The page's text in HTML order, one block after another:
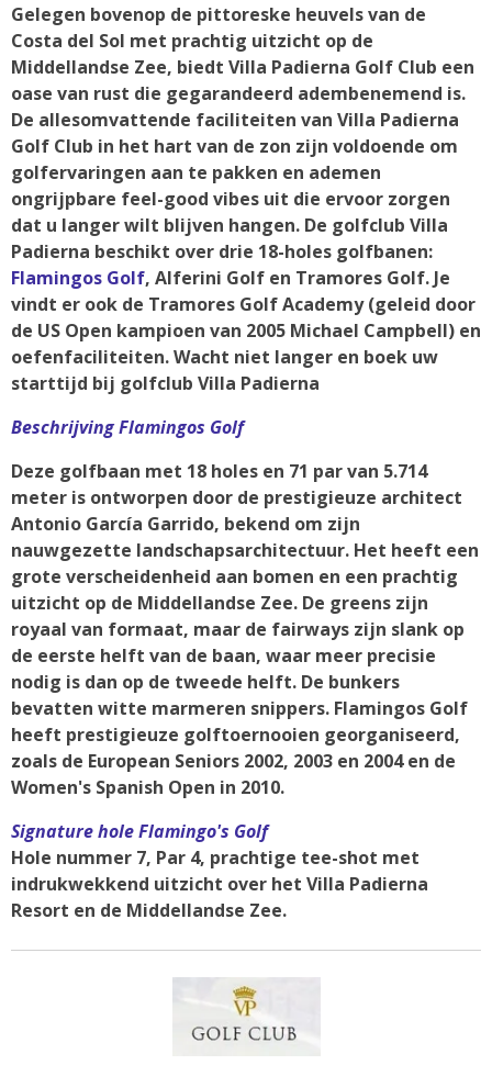
Gelegen bovenop de pittoreske heuvels van de
Costa del Sol met prachtig uitzicht op de
Middellandse Zee, biedt Villa Padierna Golf Club een
oase van rust die gegarandeerd adembenemend is.
De allesomvattende faciliteiten van Villa Padierna
Golf Club in het hart van de zon zijn voldoende om
golfervaringen aan te pakken en ademen
ongrijpbare feel-good vibes uit die ervoor zorgen
dat u langer wilt blijven hangen. De golfclub Villa
Padierna beschikt over drie 18-holes golfbanen:
Flamingos Golf, Alferini Golf en Tramores Golf. Je
vindt er ook de Tramores Golf Academy (geleid door
de US Open kampioen van 2005 Michael Campbell) en
oefenfaciliteiten. Wacht niet langer en boek uw
starttijd bij golfclub Villa Padierna
Beschrijving Flamingos Golf
Deze golfbaan met 18 holes en 71 par van 5.714
meter is ontworpen door de prestigieuze architect
Antonio García Garrido, bekend om zijn
nauwgezette landschapsarchitectuur. Het heeft een
grote verscheidenheid aan bomen en een prachtig
uitzicht op de Middellandse Zee. De greens zijn
royaal van formaat, maar de fairways zijn slank op
de eerste helft van de baan, waar meer precisie
nodig is dan op de tweede helft. De bunkers
bevatten witte marmeren snippers. Flamingos Golf
heeft prestigieuze golftoernooien georganiseerd,
zoals de European Seniors 2002, 2003 en 2004 en de
Women's Spanish Open in 2010.
Signature hole Flamingo's Golf
Hole nummer 7, Par 4, prachtige tee-shot met
indrukwekkend uitzicht over het Villa Padierna
Resort en de Middellandse Zee.